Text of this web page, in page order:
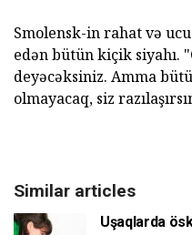
Smolensk-in rahat və
edən bütün kiçik siyahı.
deyəcəksiniz. Amma
olmayacaq, siz
Similar articles
Uşaqlarda